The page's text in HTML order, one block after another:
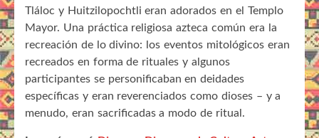
Tláloc y Huitzilopochtli eran adorados en el Templo
Mayor. Una práctica religiosa azteca común era la
recreación de lo divino: los eventos mitológicos eran
recreados en forma de rituales y algunos
participantes se personificaban en deidades
específicas y eran reverenciados como dioses – y a
menudo, eran sacrificadas a modo de ritual.